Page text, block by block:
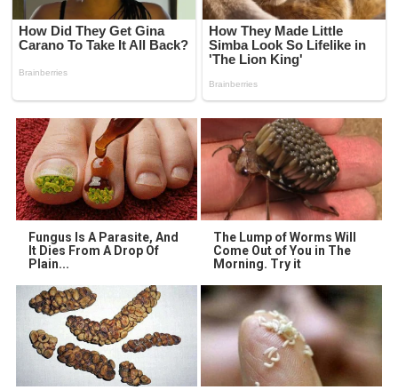
Fungus Is A Parasite, And
It Dies From A Drop Of
Plain...
The Lump of Worms Will
Come Out of You in The
Morning. Try it